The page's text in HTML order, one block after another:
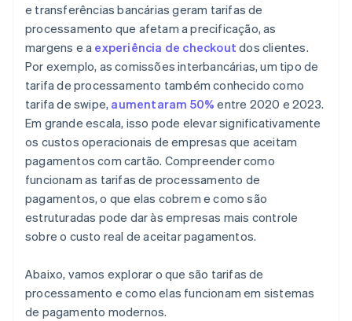
e transferências bancárias geram tarifas de
processamento que afetam a precificação, as
margens e a experiência de checkout dos clientes.
Por exemplo, as comissões interbancárias, um tipo de
tarifa de processamento também conhecido como
tarifa de swipe, aumentaram 50% entre 2020 e 2023.
Em grande escala, isso pode elevar significativamente
os custos operacionais de empresas que aceitam
pagamentos com cartão. Compreender como
funcionam as tarifas de processamento de
pagamentos, o que elas cobrem e como são
estruturadas pode dar às empresas mais controle
sobre o custo real de aceitar pagamentos.
Abaixo, vamos explorar o que são tarifas de
processamento e como elas funcionam em sistemas
de pagamento modernos.